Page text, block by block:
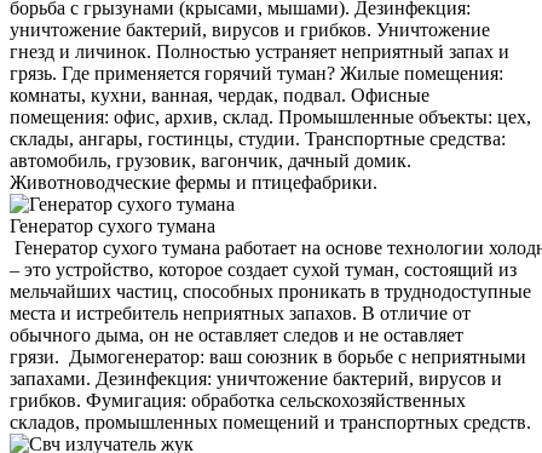
борьба с грызунами (крысами, мышами). Дезинфекция:
уничтожение бактерий, вирусов и грибков. Уничтожение
гнезд и личинок. Полностью устраняет неприятный запах и
грязь. Где применяется горячий туман? Жилые помещения:
комнаты, кухни, ванная, чердак, подвал. Офисные
помещения: офис, архив, склад. Промышленные объекты: цех,
склады, ангары, гостинцы, студии. Транспортные средства:
автомобиль, грузовик, вагончик, дачный домик.
Животноводческие фермы и птицефабрики.
Генератор сухого тумана
Генератор сухого тумана работает на основе технологии
– это устройство, которое создает сухой туман, состоящий из
мельчайших частиц, способных проникать в труднодоступные
места и истребитель неприятных запахов. В отличие от
обычного дыма, он не оставляет следов и не оставляет
грязи. Дымогенератор: ваш союзник в борьбе с неприятными
запахами. Дезинфекция: уничтожение бактерий, вирусов и
грибков. Фумигация: обработка сельскохозяйственных
складов, промышленных помещений и транспортных средств.